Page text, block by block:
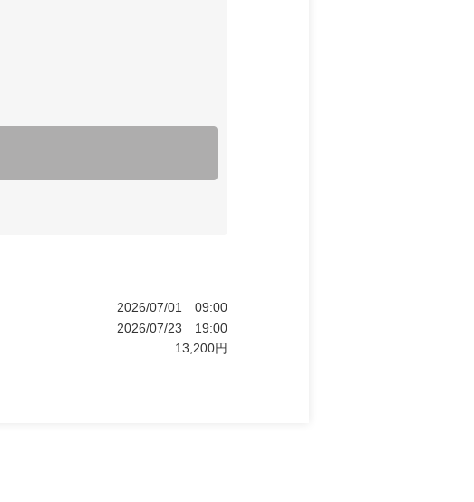
2026/07/01
09:00
2026/07/23
19:00
13,200円